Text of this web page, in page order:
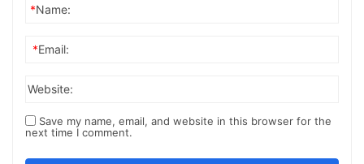
*Name:
*Email:
Website:
Save my name, email, and website in this browser for the
next time I comment.